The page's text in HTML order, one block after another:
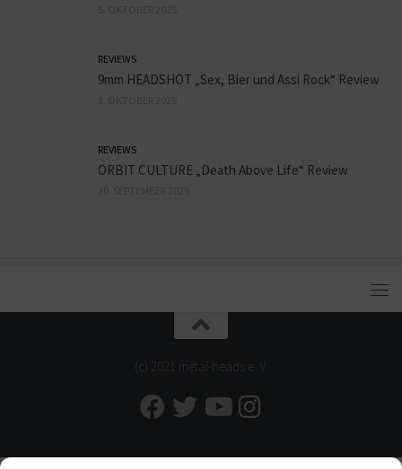
REVIEWS
9mm HEADSHOT „Sex, Bier und Assi Rock“ Review
REVIEWS
ORBIT CULTURE „Death Above Life“ Review
(c) 2021 metal-heads e. V.